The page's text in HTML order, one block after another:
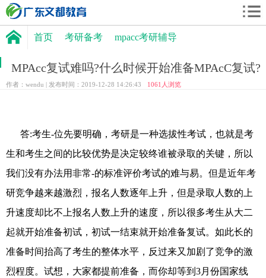
首页 考研备考 mpacc考研辅导
MPAcc复试难吗?什么时候开始准备MPAcC复试?
作者：wendu | 发布时间：2019-12-28 14:26:43 1061 人浏览
答:考生-位先要明确，考研是一种选拔性考试，也就是考
生和考生之间的比较优势是决定较终谁被录取的关键，所以
我们没有办法用非常-的标准评价考试的难与易。但是近年考
研竞争越来越激烈，报名人数逐年上升，但是录取人数的上
升速度却比不上报名人数上升的速度，所以很多考生从大二
起就开始准备初试，初试一结束就开始准备复试。如此长的
准备时间抬高了考生的整体水平，反过来又加剧了竞争的激
烈程度。试想，大家都提前准备，而你却等到3月份国家线